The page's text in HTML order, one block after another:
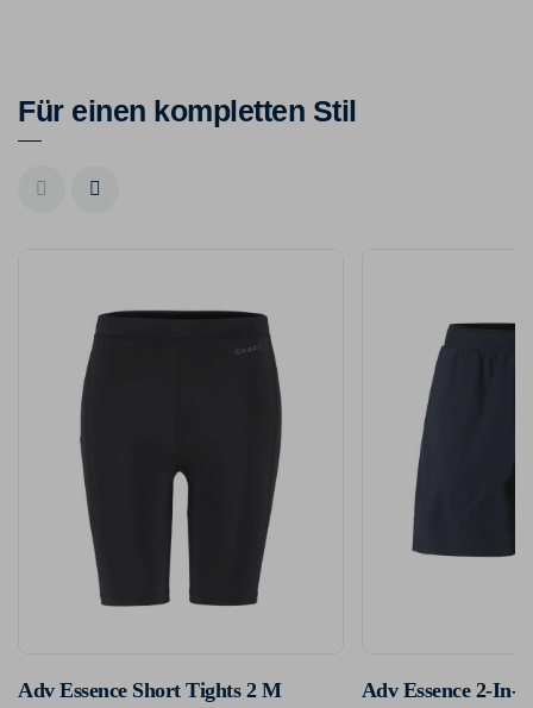
Für einen kompletten Stil
Adv Essence Short Tights 2 M Adv Essence 2-In-